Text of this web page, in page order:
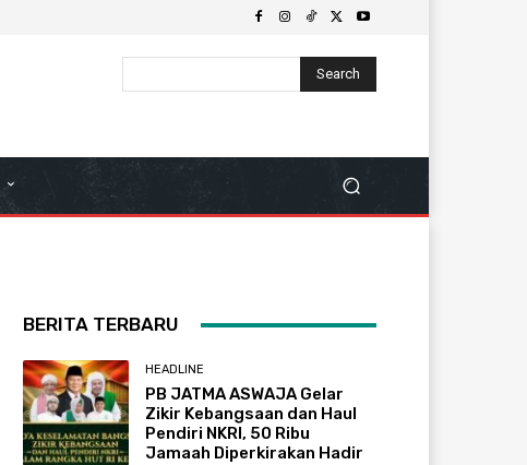
Search
BERITA TERBARU
HEADLINE
PB JATMA ASWAJA Gelar
Zikir Kebangsaan dan Haul
Pendiri NKRI, 50 Ribu
Jamaah Diperkirakan Hadir